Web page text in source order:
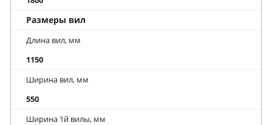
Размеры вил
Длина вил, мм
1150
Ширина вил, мм
550
Ширина 1й вилы, мм